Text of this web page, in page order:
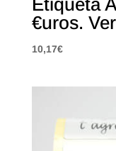
€uros.
10,17€